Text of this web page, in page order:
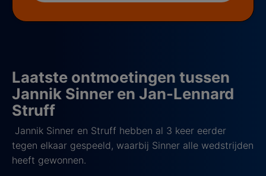
Laatste ontmoetingen tussen
Jannik Sinner en Jan-Lennard
Struff
Jannik Sinner en Struff hebben al 3 keer eerder
tegen elkaar gespeeld, waarbij Sinner alle wedstrijden
heeft gewonnen.